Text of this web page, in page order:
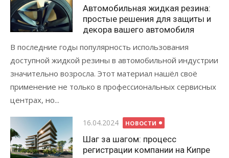
Автомобильная жидкая резина:
простые решения для защиты и
декора вашего автомобиля
В последние годы популярность использования
доступной жидкой резины в автомобильной индустрии
значительно возросла. Этот материал нашёл своё
применение не только в профессиональных сервисных
центрах, но...
Опубликовано
16.04.2024 НОВОСТИ
Шаг за шагом: процесс
регистрации компании на Кипре